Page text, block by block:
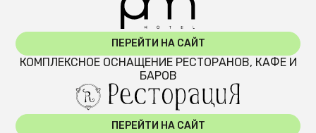
ПЕРЕЙТИ НА САЙТ
КОМПЛЕКСНОЕ ОСНАЩЕНИЕ РЕСТОРАНОВ, КАФЕ И
БАРОВ
ПЕРЕЙТИ НА САЙТ